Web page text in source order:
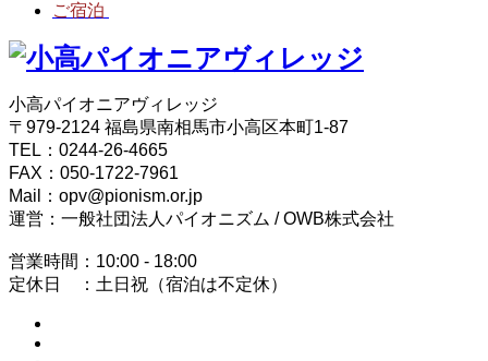
ご宿泊
小高パイオニアヴィレッジ
〒979-2124 福島県南相馬市小高区本町1-87
TEL：0244-26-4665
FAX：050-1722-7961
Mail：opv@pionism.or.jp
運営：一般社団法人パイオニズム / OWB株式会社
営業時間：10:00 - 18:00
定休日 ：土日祝（宿泊は不定休）